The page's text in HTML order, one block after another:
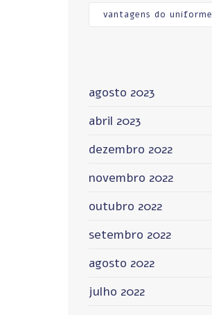
vantagens do uniforme
agosto 2023
abril 2023
dezembro 2022
novembro 2022
outubro 2022
setembro 2022
agosto 2022
julho 2022